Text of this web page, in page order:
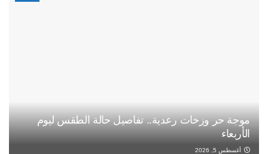
موجة حر وزخات رعدية.. تفاصيل حالة الطقس ليوم
الأربعاء
أغسطس 5, 2026